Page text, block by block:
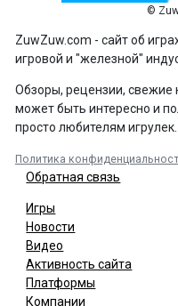
©
ZuwZuw.com - сайт об
игровой и "железной"
Обзоры, рецензии, свежие
может быть интересно и
просто любителям игрулек.
Политика
Обратная связь
Игры
Новости
Видео
Активность сайта
Платформы
Компании